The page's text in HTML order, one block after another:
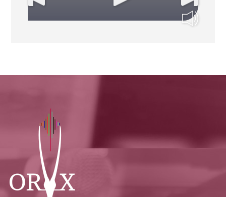
pardonner libère
votre coeur ?
Le signal invisible
: sommes-nous
tous reliés ?
25/02/2026